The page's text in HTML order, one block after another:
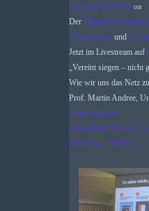
4.5.2026, 09:33:11 on
Der #
@pattyluzina und @
Jetzt im Livestream auf
„Vereint siegen – nicht
Wie wir uns das Netz
Prof. Martin Andree,
@martinandree
#SocialWeb #Fediverse
#BVSCnet #BVSC